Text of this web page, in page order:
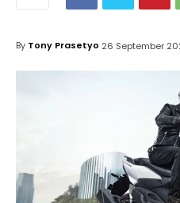
By Tony Prasetyo 26 September